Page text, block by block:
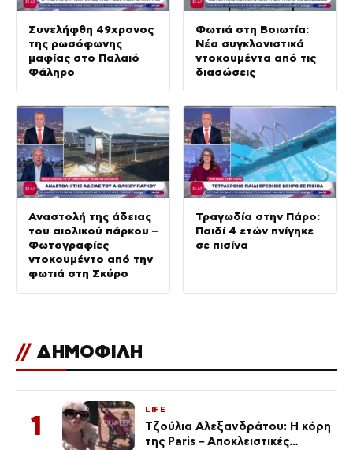
Συνελήφθη 49χρονος
της ρωσόφωνης
μαφίας στο Παλαιό
Φάληρο
Φωτιά στη Βοιωτία:
Νέα συγκλονιστικά
ντοκουμέντα από τις
διασώσεις
Αναστολή της άδειας
του αιολικού πάρκου –
Φωτογραφίες
ντοκουμέντο από την
φωτιά στη Σκύρο
Τραγωδία στην Πάρο:
Παιδί 4 ετών πνίγηκε
σε πισίνα
// ΔΗΜΟΦΙΛΗ
1
LIFE
Τζούλια Αλεξανδράτου: Η κόρη
της Paris – Αποκλειστικές